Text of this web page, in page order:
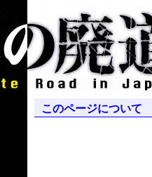
このページについて